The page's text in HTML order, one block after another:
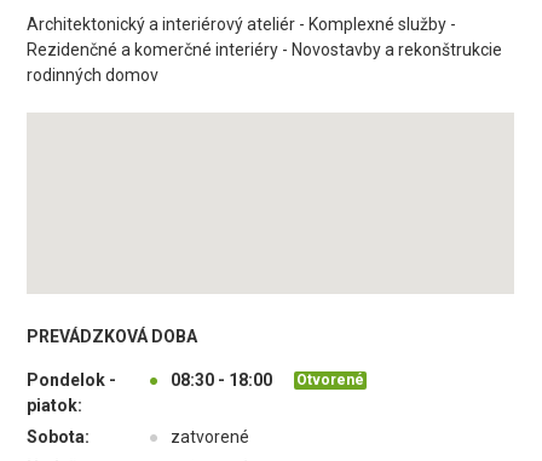
Architektonický a interiérový ateliér - Komplexné služby -
Rezidenčné a komerčné interiéry - Novostavby a rekonštrukcie
rodinných domov
PREVÁDZKOVÁ DOBA
Pondelok -
piatok:
● 08:30 - 18:00 Otvorené
Sobota: ●
zatvorené